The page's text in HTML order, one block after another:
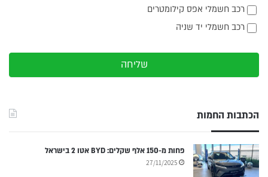
רכב חשמלי אפס קילומטרים
רכב חשמלי יד שניה
שליחה
הכתבות החמות
פחות מ-150 אלף שקלים: BYD אטו 2 בישראל
27/11/2025